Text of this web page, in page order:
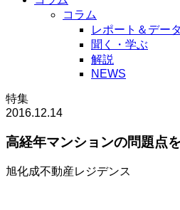
コラム
レポート＆データ
聞く・学ぶ
解説
NEWS
特集
2016.12.14
高経年マンションの問題点
旭化成不動産レジデンス